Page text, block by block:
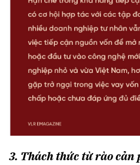
3. Thách thức từ rào cản